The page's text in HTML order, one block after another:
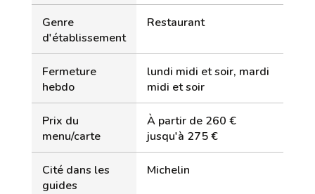
Genre
d'établissement
Restaurant
Fermeture
hebdo
lundi midi et soir, mardi
midi et soir
Prix du
menu/carte
À partir de 260 €
jusqu'à 275 €
Cité dans les
guides
Michelin